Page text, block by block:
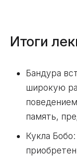
Итоги
Бандура
широкую
память,
Кукла